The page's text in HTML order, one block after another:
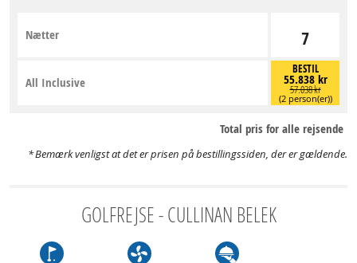
7
Nætter
BESTIL
55.838 kr
57.038 kr
(2 person(er))
All Inclusive
Total pris for alle rejsende
Bemærk venligst at det er prisen på bestillingssiden, der er gældende.
GOLFREJSE - CULLINAN BELEK